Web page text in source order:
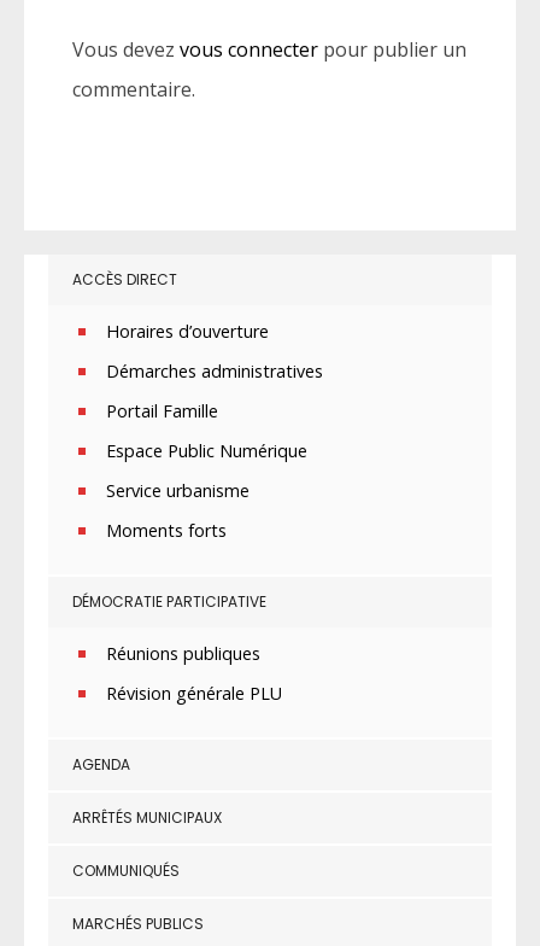
Vous devez vous connecter pour publier un
commentaire.
ACCÈS DIRECT
Horaires d’ouverture
Démarches administratives
Portail Famille
Espace Public Numérique
Service urbanisme
Moments forts
DÉMOCRATIE PARTICIPATIVE
Réunions publiques
Révision générale PLU
AGENDA
ARRÊTÉS MUNICIPAUX
COMMUNIQUÉS
MARCHÉS PUBLICS